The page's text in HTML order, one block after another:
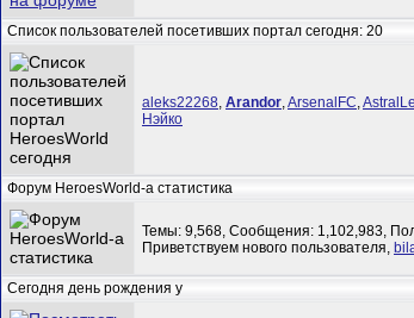
Список пользователей посетивших портал сегодня: 20
aleks22268 Arandor ArsenalFC
Нэйко
Форум HeroesWorld-а статистика
Темы: 9,568, Сообщения: 1,102,983,
Приветствуем нового пользователя,
Сегодня день рождения у